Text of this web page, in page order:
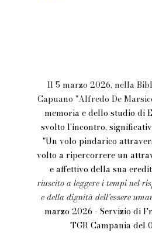
Il 5 marzo 2026, nella
Capuano "Alfredo De
memoria e dello studio di
svolto l'incontro,
"Un volo pindarico
volto a ripercorrere un
e affettivo della sua
riuscito a leggere i tempi nel
e della dignità dell’essere
marzo 2026 - Servizio di
TGR Campania del